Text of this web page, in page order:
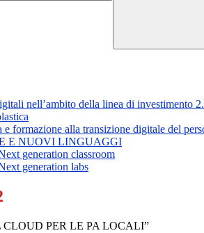
nell’ambito della linea di investimento
alla transizione digitale del
E NUOVI LINGUAGGI
generation classroom
generation labs
PER LE PA LOCALI”